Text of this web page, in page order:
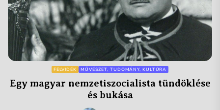
FELVIDÉK MŰVÉSZET, TUDOMÁNY, KULTÚRA
Egy magyar nemzetiszocialista tündöklése
és bukása